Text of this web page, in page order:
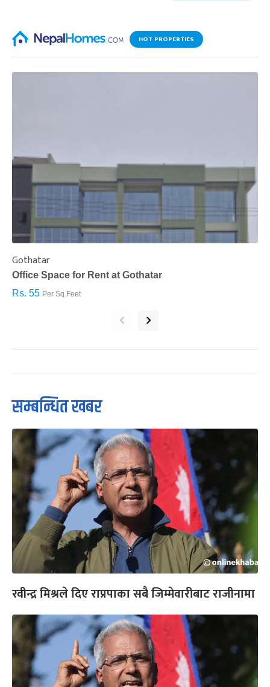
HOT PROPERTIES
Gothatar
Office Space for Rent at Gothatar
Rs. 55 Per Sq.Feet
‹ ›
सम्बन्धित खबर
रवीन्द्र मिश्रले दिए राप्रपाका सबै जिम्मेवारीबाट राजीनामा